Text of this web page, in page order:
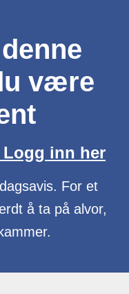
være
inn her
For et
å ta på alvor,